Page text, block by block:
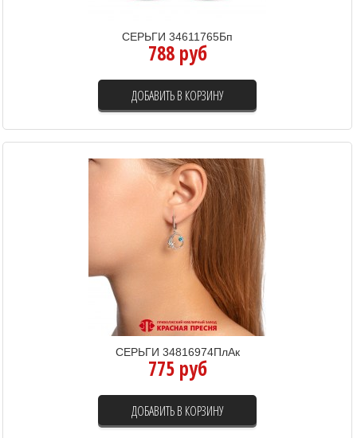
СЕРЬГИ 34611765Бп
788 руб
ДОБАВИТЬ В КОРЗИНУ
СЕРЬГИ 34816974ПлАк
775 руб
ДОБАВИТЬ В КОРЗИНУ